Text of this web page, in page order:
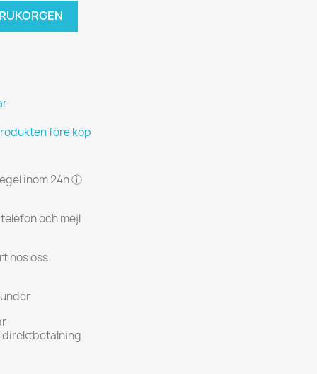
före köp
inom 24h ⓘ
och mejl
hos oss
direktbetalning